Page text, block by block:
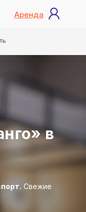
Аренда
в
Свежие